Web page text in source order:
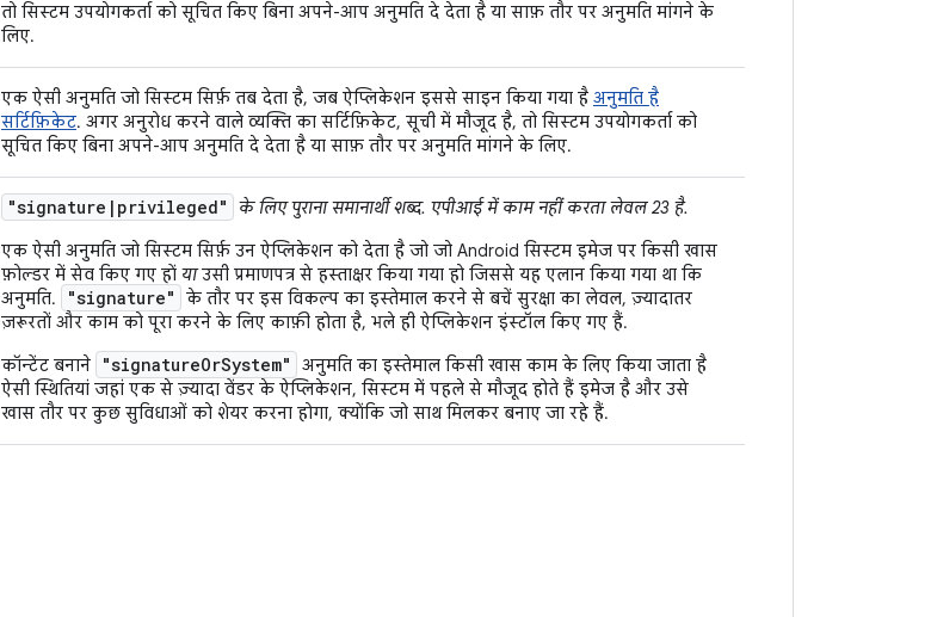
तो सिस्टम उपयोगकर्ता को सूचित किए बिना अपने-आप अनुमति दे देता है या साफ़ तौर पर अनुमति मांगने के
लिए.
एक ऐसी अनुमति जो सिस्टम सिर्फ़ तब देता है, जब ऐप्लिकेशन इससे साइन किया गया है अनुमति है
सर्टिफ़िकेट. अगर अनुरोध करने वाले व्यक्ति का सर्टिफ़िकेट, सूची में मौजूद है, तो सिस्टम उपयोगकर्ता को
सूचित किए बिना अपने-आप अनुमति दे देता है या साफ़ तौर पर अनुमति मांगने के लिए.
"signature|privileged"
के लिए पुराना समानार्थी शब्द. एपीआई में काम नहीं करता लेवल 23 है.
एक ऐसी अनुमति जो सिस्टम सिर्फ़ उन ऐप्लिकेशन को देता है जो जो Android सिस्टम इमेज पर किसी खास
फ़ोल्डर में सेव किए गए हों याउसी प्रमाणपत्र से हस्ताक्षर किया गया हो जिससे यह एलान किया गया था कि
अनुमति.
"signature"
के तौर पर इस विकल्प का इस्तेमाल करने से बचें सुरक्षा का लेवल, ज़्यादातर
ज़रूरतों और काम को पूरा करने के लिए काफ़ी होता है, भले ही ऐप्लिकेशन इंस्टॉल किए गए हैं.
कॉन्टेंट बनाने
"signatureOrSystem"
अनुमति का इस्तेमाल किसी खास काम के लिए किया जाता है
ऐसी स्थितियां जहां एक से ज़्यादा वेंडर के ऐप्लिकेशन, सिस्टम में पहले से मौजूद होते हैं इमेज है और उसे
खास तौर पर कुछ सुविधाओं को शेयर करना होगा, क्योंकि जो साथ मिलकर बनाए जा रहे हैं.